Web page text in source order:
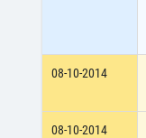
08-10-2014
08-10-2014